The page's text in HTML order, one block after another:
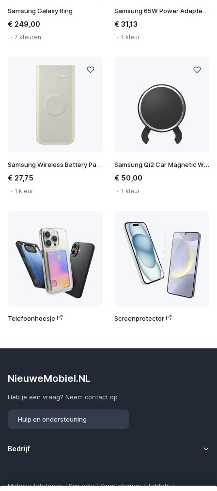
Samsung Galaxy Ring
€ 249,00
7 kleuren
Samsung 65W Power Adapter Trio
€ 31,13
1 kleur
Samsung Wireless Battery Pack 10.000 mAh
€ 27,75
1 kleur
Samsung Qi2 Car Magnetic Wireless Charger
€ 50,00
1 kleur
Telefoonhoesje Screenprotector
NieuweMobiel.NL
Heb je een vraag? Neem contact op
Hulp en ondersteuning
Bedrijf
Mobiele telefoons / Sim only / Smartphones / Tablets /